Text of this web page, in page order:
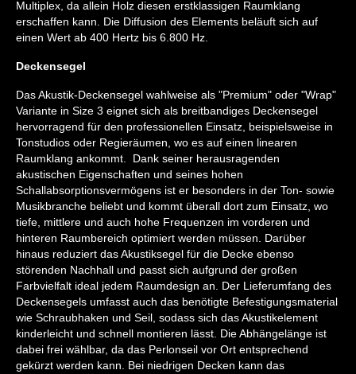
Multiplex, da allein Holz diesen erstklassigen Raumklang
erschaffen kann. Die Diffusion des Elements beläuft sich auf
einen Wert ab 400 Hertz bis 6.800 Hz.
Deckensegel
Das Akustik-Deckensegel wahlweise als "Premium" oder "Wrap"
Variante in Size 3 eignet sich als breitbandiges Deckensegel
hervorragend für den professionellen Einsatz, beispielsweise in
Tonstudios oder Regieräumen, wo es auf einen linearen
Raumklang ankommt. Dank seiner herausragenden
akustischen Eigenschaften und seines hohen
Schallabsorptionsvermögens ist er besonders in der Ton- sowie
Musikbranche beliebt und kommt überall dort zum Einsatz, wo
tiefe, mittlere und auch hohe Frequenzen im vorderen und
hinteren Raumbereich optimiert werden müssen. Darüber
hinaus reduziert das Akustiksegel für die Decke ebenso
störenden Nachhall und passt sich aufgrund der großen
Farbvielfalt ideal jedem Raumdesign an. Der Lieferumfang des
Deckensegels umfasst auch das benötigte Befestigungsmaterial
wie Schraubhaken und Seil, sodass sich das Akustikelement
kinderleicht und schnell montieren lässt. Die Abhängelänge ist
dabei frei wählbar, da das Perlonseil vor Ort entsprechend
gekürzt werden kann. Bei niedrigen Decken kann das